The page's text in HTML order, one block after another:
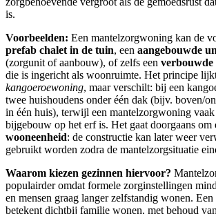
is.
Voorbeelden: Een mantelzorgwoning kan de
prefab chalet in de tuin, een aangebouwde
(zorgunit of aanbouw), of zelfs een verbouwde
die is ingericht als woonruimte. Het principe
kangoeroewoning, maar verschilt: bij een
twee huishoudens onder één dak (bijv. boven/
in één huis), terwijl een mantelzorgwoning
bijgebouw op het erf is. Het gaat doorgaans om
wooneenheid: de constructie kan later weer
gebruikt worden zodra de mantelzorgsituatie
Waarom kiezen gezinnen hiervoor?
populairder omdat formele zorginstellingen
en mensen graag langer zelfstandig wonen.
betekent dichtbij familie wonen, met behoud